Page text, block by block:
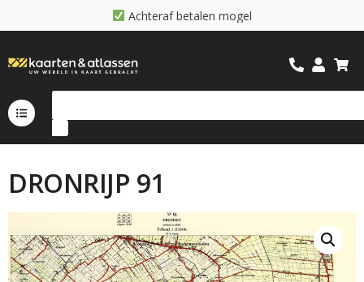
Achteraf betalen mogel
DRONRIJP 91